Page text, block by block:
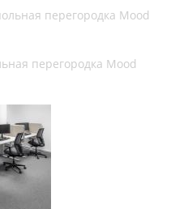
перегородка Mood